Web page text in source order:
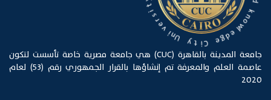
C
i
t
y
U
n
i
v
e
r
s
i
t
y
n
o
w
l
e
d
g
e
جامعة المدينة بالقاهرة (CUC) هي جامعة مصرية خاصة تأسست لتكون
عاصمة العلم والمعرفة تم إنشاؤها بالقرار الجمهوري رقم (53) لعام
2020